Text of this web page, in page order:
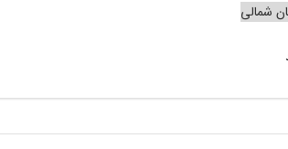
شمالی